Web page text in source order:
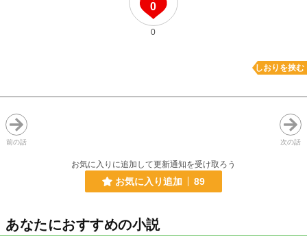
0
0
しおりを挟む
前の話 次の話
お気に入りに追加して更新通知を受け取ろう
お気に入り追加 89
あなたにおすすめの小説